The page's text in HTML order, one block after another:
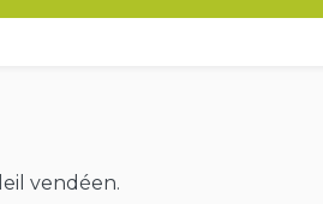
vendéen.